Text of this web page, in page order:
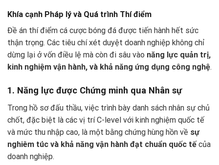
Khía cạnh Pháp lý và Quá trình Thí điểm
Đề án thí điểm cá cược bóng đá được tiến hành hết sức
thận trọng. Các tiêu chí xét duyệt doanh nghiệp không chỉ
dừng lại ở vốn điều lệ mà còn đi sâu vào năng lực quản trị,
kinh nghiệm vận hành, và khả năng ứng dụng công nghệ.
1. Năng lực được Chứng minh qua Nhân sự
Trong hồ sơ đấu thầu, việc trình bày danh sách nhân sự chủ
chốt, đặc biệt là các vị trí C-level với kinh nghiệm quốc tế
và mức thu nhập cao, là một bằng chứng hùng hồn về sự
nghiêm túc và khả năng vận hành đạt chuẩn quốc tếcủa
doanh nghiệp.